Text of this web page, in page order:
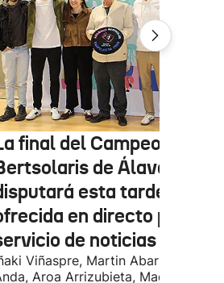
final del Campeonato de
de Álava se
esta tarde y será
en directo por el
de noticias ORAIN
Viñaspre, Martin Abarrategi,
Aroa Arrizubieta, Maddi Agirre